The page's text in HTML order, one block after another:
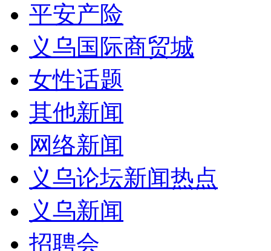
平安产险
义乌国际商贸城
女性话题
其他新闻
网络新闻
义乌论坛新闻热点
义乌新闻
招聘会